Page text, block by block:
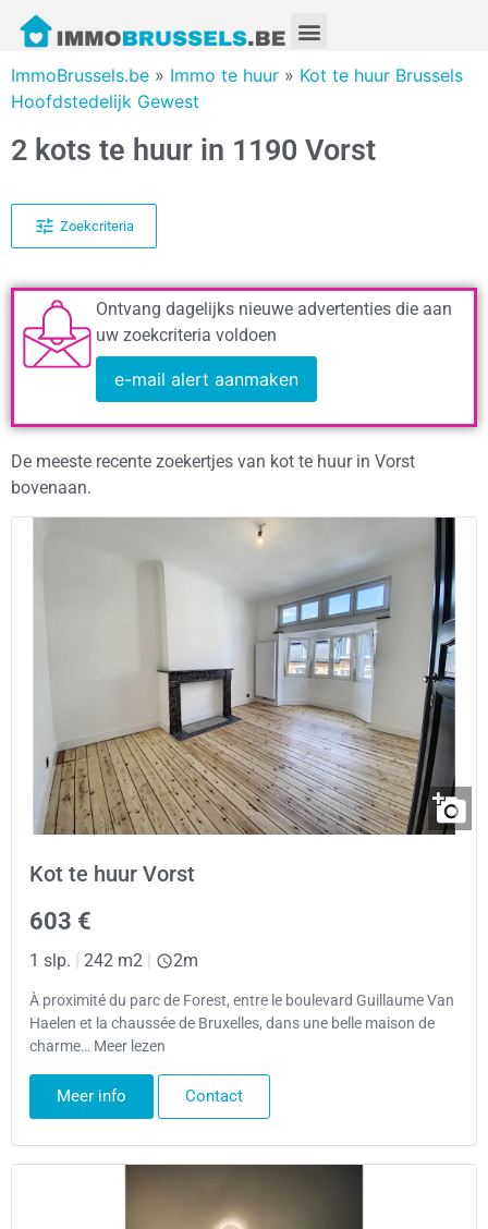
ImmoBrussels.be » Immo te huur » Kot te huur Brussels
Hoofdstedelijk Gewest
2 kots te huur in 1190 Vorst
Zoekcriteria
Ontvang dagelijks nieuwe advertenties die aan
uw zoekcriteria voldoen
e-mail alert aanmaken
De meeste recente zoekertjes van kot te huur in Vorst
bovenaan.
Kot te huur Vorst
603 €
1 slp. | 242 m2 | 2m
À proximité du parc de Forest, entre le boulevard Guillaume Van
Haelen et la chaussée de Bruxelles, dans une belle maison de
charme… Meer lezen
Meer info Contact